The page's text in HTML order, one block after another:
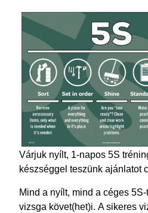
Várjuk nyílt, 1-napos 5S
készséggel teszünk ajánlatot
Mind a nyílt, mind a céges
vizsga követ(het)i. A sikeres